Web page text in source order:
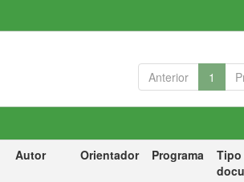
Anterior 1
Autor Orientador Programa
Tipo